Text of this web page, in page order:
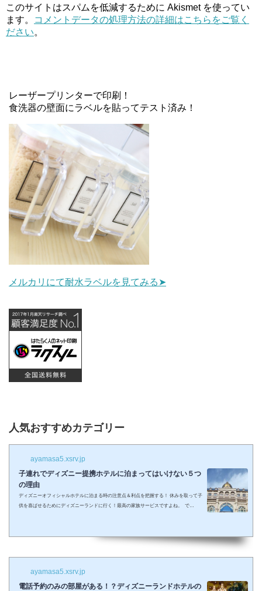
このサイトはスパムを低減するために Akismet を使ってい
ます。
コメントデータの処理方法の詳細はこちらをご覧く
ださい。
レーザープリンターで印刷！
食洗器の壁面にラベルを貼ってテスト済み！
メルカリにて耐水ラベルを見てみる➤
人気おすすめカテゴリー
ayamasa5.xsrv.jp
子連れでディズニー提携ホテルに泊まってはいけない５つ
の理由
ディズニーオフィシャルホテルに泊まる時の注意点＆利点を把握する！ 休みを取って子
供を喜ばせるためにディズニーランドに行く！最高の家族サービスですよね。 で
ラした夢の国を可愛い我が子に見せたかったのに・・・。 そんな時、「ディズニーラ...
ayamasa5.xsrv.jp
電話予約のみの部屋がある！？ディズニーランドホテルの